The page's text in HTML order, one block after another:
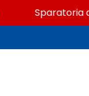
Sparatoria a